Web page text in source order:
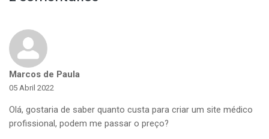
Marcos de Paula
05 Abril 2022
Olá, gostaria de saber quanto custa para criar um site médico
profissional, podem me passar o preço?